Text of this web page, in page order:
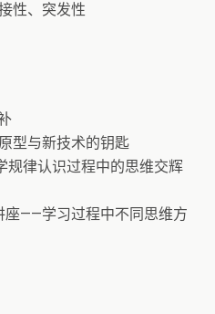
性、突发性
型与新技术的钥匙
规律认识过程中的思维交辉
座——学习过程中不同思维方